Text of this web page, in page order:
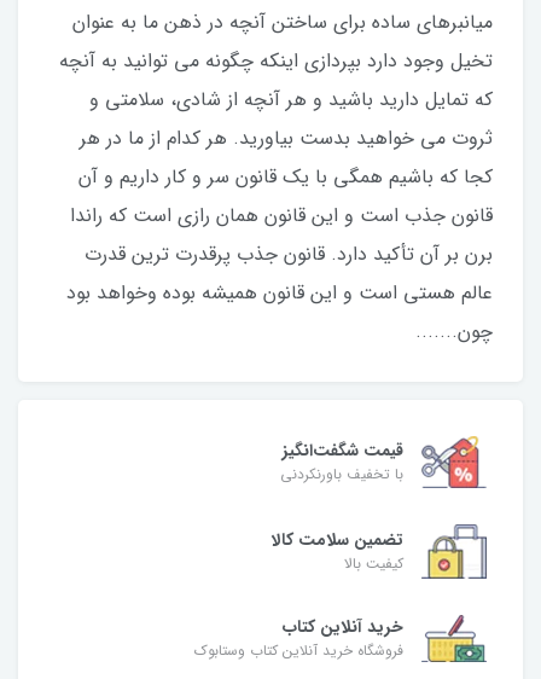
میانبرهای ساده برای ساختن آنچه در ذهن ما به عنوان
تخيل وجود دارد بپردازی اینکه چگونه می توانید به آنچه
که تمایل دارید باشید و هر آنچه از شادی، سلامتی و
ثروت می خواهید بدست بیاورید. هر کدام از ما در هر
کجا که باشیم همگی با یک قانون سر و کار داریم و آن
قانون جذب است و این قانون همان رازی است که راندا
برن بر آن تأکید دارد. قانون جذب پرقدرت ترین قدرت
عالم هستی است و این قانون همیشه بوده وخواهد بود
چون.......
قیمت شگفت‌انگیز
با تخفیف باورنکردنی
تضمین سلامت کالا
کیفیت بالا
خرید آنلاین کتاب
فروشگاه خرید آنلاین کتاب وستابوک